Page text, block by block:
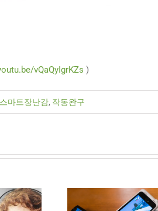
vQaQyIgrKZs )
스마트장난감, 작동완구